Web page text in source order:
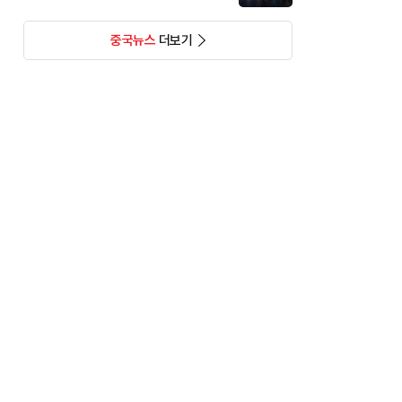
중국뉴스더보기